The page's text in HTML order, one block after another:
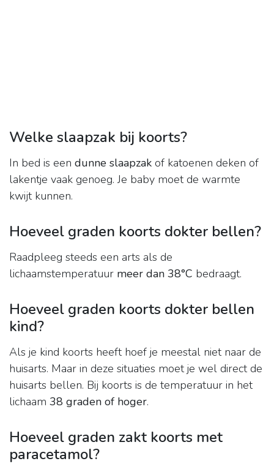
Welke slaapzak bij koorts?
In bed is een dunne slaapzak of katoenen deken of
lakentje vaak genoeg. Je baby moet de warmte
kwijt kunnen.
Hoeveel graden koorts dokter bellen?
Raadpleeg steeds een arts als de
lichaamstemperatuur meer dan 38°C bedraagt.
Hoeveel graden koorts dokter bellen
kind?
Als je kind koorts heeft hoef je meestal niet naar de
huisarts. Maar in deze situaties moet je wel direct de
huisarts bellen. Bij koorts is de temperatuur in het
lichaam 38 graden of hoger.
Hoeveel graden zakt koorts met
paracetamol?